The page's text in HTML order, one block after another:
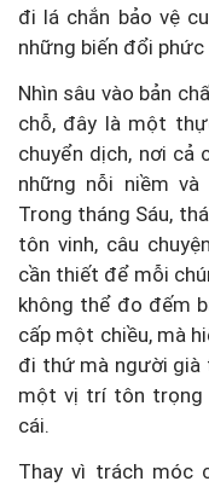
đi lá chắn bảo vệ
những biến đổi phức
Nhìn sâu vào bản
chỗ, đây là một
chuyển dịch, nơi cả
những nỗi niềm
Trong tháng Sáu,
tôn vinh, câu
cần thiết để mỗi
không thể đo đếm
cấp một chiều, mà
đi thứ mà người già
một vị trí tôn trọng
cái.
Thay vì trách móc